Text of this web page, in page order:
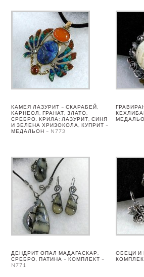
КАМЕЯ ЛАЗУРИТ – СКАРАБЕЙ,
КАРНЕОЛ, ГРАНАТ, ЗЛАТО,
СРЕБРО. КРИЛА: ЛАЗУРИТ, СИНЯ
И ЗЕЛЕНА ХРИЗОКОЛА, КУПРИТ –
МЕДАЛЬОН – N773
ДЕНДРИТ ОПАЛ МАДАГАСКАР,
СРЕБРО, ПАТИНА – КОМПЛЕКТ –
N771
ОБЕЦИ И